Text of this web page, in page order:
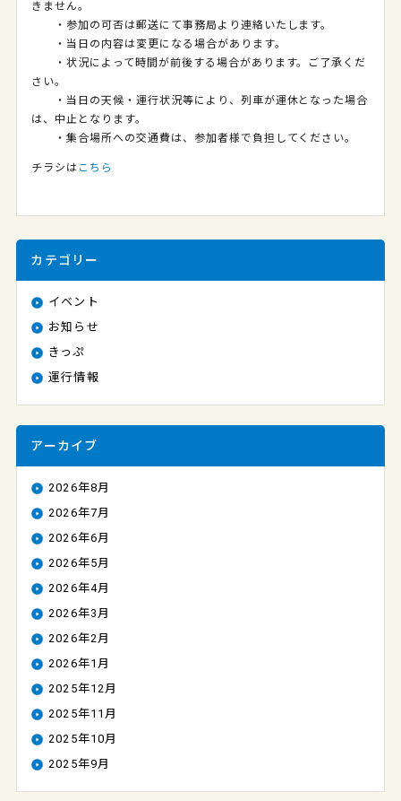
きません。
・参加の可否は郵送にて事務局より連絡いたします。
・当日の内容は変更になる場合があります。
・状況によって時間が前後する場合があります。ご了承くだ
さい。
・当日の天候・運行状況等により、列車が運休となった場合
は、中止となります。
・集合場所への交通費は、参加者様で負担してください。
チラシは こちら
カテゴリー
イベント
お知らせ
きっぷ
運行情報
アーカイブ
2026年8月
2026年7月
2026年6月
2026年5月
2026年4月
2026年3月
2026年2月
2026年1月
2025年12月
2025年11月
2025年10月
2025年9月